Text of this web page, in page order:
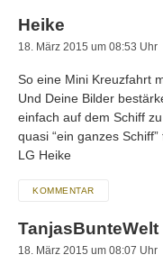
Heike
18. März 2015 um 08:53 Uhr
So eine Mini Kreuzfahrt
Und Deine Bilder
einfach auf dem Schiff
quasi “ein ganzes
LG Heike
KOMMENTAR
TanjasBunteWelt
18. März 2015 um 08:07 Uhr